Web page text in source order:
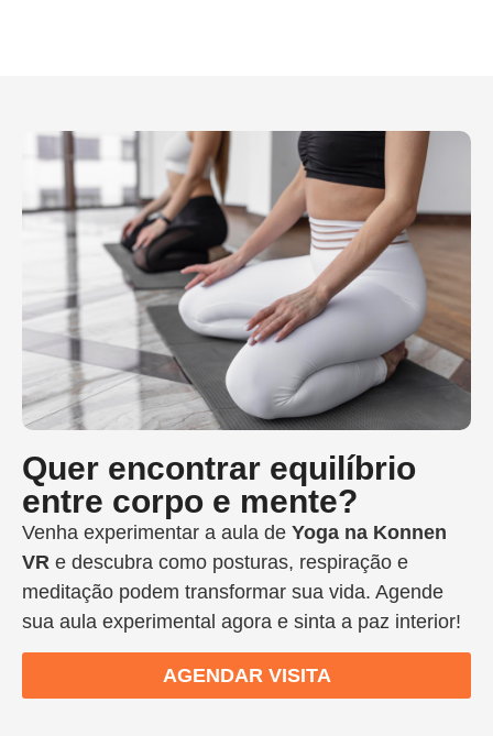
Quer encontrar equilíbrio
entre corpo e mente?
Venha experimentar a aula de Yoga na Konnen
VR e descubra como posturas, respiração e
meditação podem transformar sua vida. Agende
sua aula experimental agora e sinta a paz interior!
AGENDAR VISITA